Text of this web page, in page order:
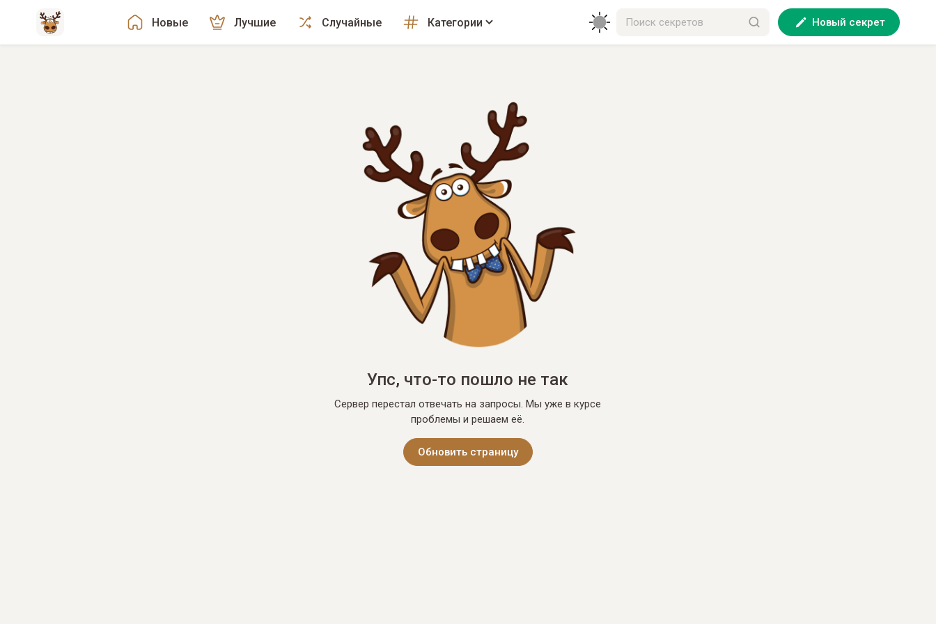
Новые Лучшие Случайные Категории Новый секрет
Упс, что-то пошло не так
Сервер перестал отвечать на запросы. Мы уже в курсе
проблемы и решаем её.
Обновить страницу